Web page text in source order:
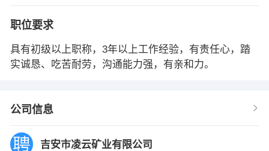
职位要求
具有初级以上职称，3年以上工作经验，有责任心，踏
实诚恳、吃苦耐劳，沟通能力强，有亲和力。
公司信息
吉安市凌云矿业有限公司